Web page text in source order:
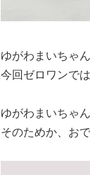
ゆがわまいちゃ
今回ゼロワンで
ゆがわまいちゃ
そのためか、お